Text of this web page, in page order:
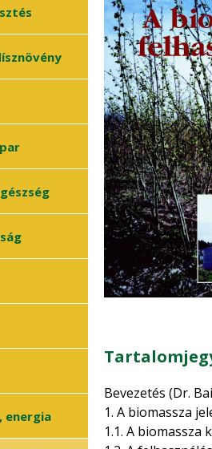
faipar
energia
Bevezetés (Dr.
1. A biomassza
1.1. A biomassza